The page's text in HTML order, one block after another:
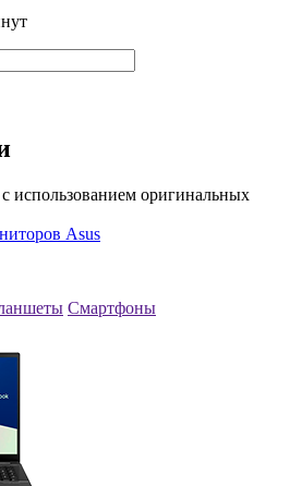
использованием оригинальных
Asus
Смартфоны